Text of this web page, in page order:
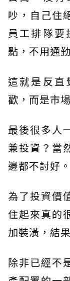
吵，自己住
員工排隊
點，不用通
這就是反直
歡，而是市
最後很多人
兼投資？當
邊都不討好。
為了投資價
住起來真的
加裝潢，結
除非已經不